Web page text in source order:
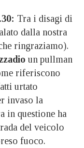
Tra i disagi di
dalla nostra
ringraziamo).
un pullman
riferiscono
urtato
invaso la
in questione ha
del veicolo
fuoco.